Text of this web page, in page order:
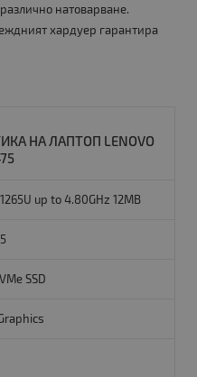
натоварване.
хардуер гарантира
НА ЛАПТОП LENOVO
1265U up to 4.80GHz 12MB
SSD